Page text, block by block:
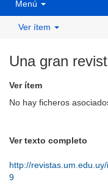
Menú
Ver ítem
Una gran
Ver ítem
No hay ficheros
Ver texto completo
http://
9